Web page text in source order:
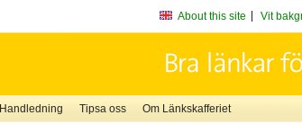
About this site Vit
Handledning Tipsa oss Om Länkskafferiet